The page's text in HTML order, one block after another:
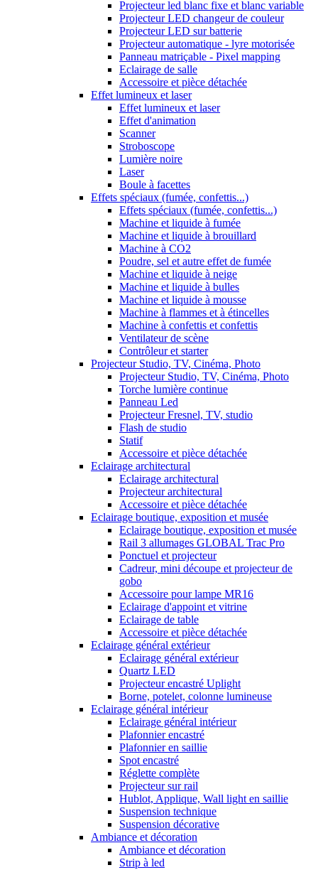
Projecteur led blanc fixe et blanc variable
Projecteur LED changeur de couleur
Projecteur LED sur batterie
Projecteur automatique - lyre motorisée
Panneau matriçable - Pixel mapping
Eclairage de salle
Accessoire et pièce détachée
Effet lumineux et laser
Effet lumineux et laser
Effet d'animation
Scanner
Stroboscope
Lumière noire
Laser
Boule à facettes
Effets spéciaux (fumée, confettis...)
Effets spéciaux (fumée, confettis...)
Machine et liquide à fumée
Machine et liquide à brouillard
Machine à CO2
Poudre, sel et autre effet de fumée
Machine et liquide à neige
Machine et liquide à bulles
Machine et liquide à mousse
Machine à flammes et à étincelles
Machine à confettis et confettis
Ventilateur de scène
Contrôleur et starter
Projecteur Studio, TV, Cinéma, Photo
Projecteur Studio, TV, Cinéma, Photo
Torche lumière continue
Panneau Led
Projecteur Fresnel, TV, studio
Flash de studio
Statif
Accessoire et pièce détachée
Eclairage architectural
Eclairage architectural
Projecteur architectural
Accessoire et pièce détachée
Eclairage boutique, exposition et musée
Eclairage boutique, exposition et musée
Rail 3 allumages GLOBAL Trac Pro
Ponctuel et projecteur
Cadreur, mini découpe et projecteur de
gobo
Accessoire pour lampe MR16
Eclairage d'appoint et vitrine
Eclairage de table
Accessoire et pièce détachée
Eclairage général extérieur
Eclairage général extérieur
Quartz LED
Projecteur encastré Uplight
Borne, potelet, colonne lumineuse
Eclairage général intérieur
Eclairage général intérieur
Plafonnier encastré
Plafonnier en saillie
Spot encastré
Réglette complète
Projecteur sur rail
Hublot, Applique, Wall light en saillie
Suspension technique
Suspension décorative
Ambiance et décoration
Ambiance et décoration
Strip à led